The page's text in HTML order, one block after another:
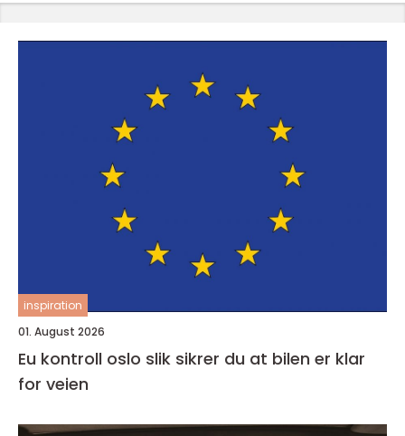
inspiration
01. August 2026
Eu kontroll oslo slik sikrer du at bilen er klar
for veien